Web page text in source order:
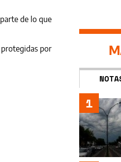
de lo que
por
1